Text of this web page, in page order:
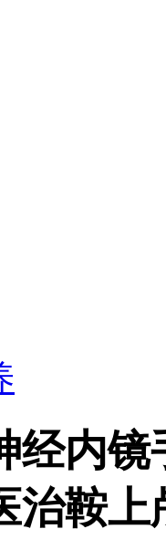
经内
治鞍